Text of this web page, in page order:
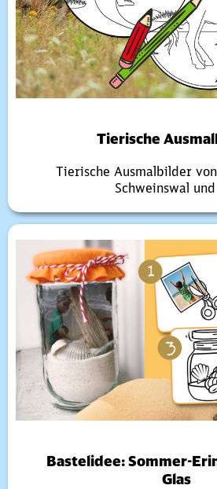
Tierische
Tierische Ausmalbilder
Schweinswal und
Bastelidee: Sommer-
Glas